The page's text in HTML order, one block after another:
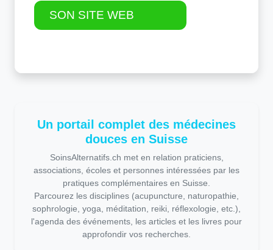
SON SITE WEB
Un portail complet des médecines
douces en Suisse
SoinsAlternatifs.ch met en relation praticiens,
associations, écoles et personnes intéressées par les
pratiques complémentaires en Suisse.
Parcourez les disciplines (acupuncture, naturopathie,
sophrologie, yoga, méditation, reiki, réflexologie, etc.),
l'agenda des événements, les articles et les livres pour
approfondir vos recherches.